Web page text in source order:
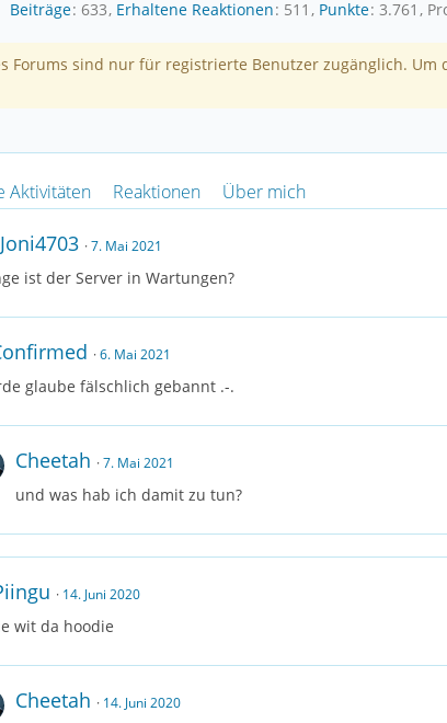
Beiträge 633 Erhaltene Reaktionen 511 Punkte 3.761
Forums sind nur für registrierte Benutzer zugänglich.
Aktivitäten Reaktionen Über mich
7. Mai 2021
ist der Server in Wartungen?
6. Mai 2021
glaube fälschlich gebannt .-.
Cheetah 7. Mai 2021
und was hab ich damit zu tun?
14. Juni 2020
wit da hoodie
Cheetah 14. Juni 2020